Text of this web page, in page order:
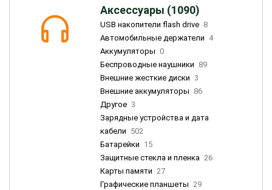
Аксессуары (1090)
USB накопители flash drive 8
Автомобильные держатели 4
Аккумуляторы 0
Беспроводные наушники 89
Внешние жесткие диски 3
Внешние аккумуляторы 86
Другое 3
Зарядные устройства и дата
кабели 502
Батарейки 15
Защитные стекла и пленка 26
Карты памяти 27
Графические планшеты 29